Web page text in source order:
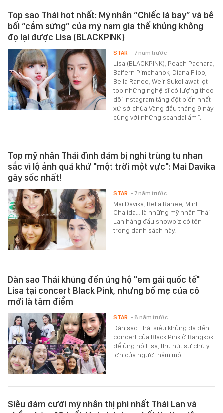
Top sao Thái hot nhất: Mỹ nhân “Chiếc lá bay” và bê
bối “cắm sừng” của mỹ nam gia thế khủng không
đọ lại được Lisa (BLACKPINK)
Lisa (BLACKPINK), Peach Pachara,
Baifern Pimchanok, Diana Flipo,
Bella Ranee, Weir Sukollawat lọt
top những nghệ sĩ có lượng theo
dõi Instagram tăng đột biến nhất
xứ sở chùa Vàng đầu tháng 9 này
cùng với những scandal ầm ĩ.
STAR - 7 năm trước
Top mỹ nhân Thái đình đám bị nghi trùng tu nhan
sắc vì lộ ảnh quá khứ "một trời một vực": Mai Davika
gây sốc nhất!
Mai Davika, Bella Ranee, Mint
Chalida… là những mỹ nhân Thái
Lan hàng đầu showbiz có tên
trong danh sách này.
STAR - 7 năm trước
Dàn sao Thái khủng đến ủng hộ "em gái quốc tế"
Lisa tại concert Black Pink, nhưng bố mẹ của cô
mới là tâm điểm
Dàn sao Thái siêu khủng đã đến
concert của Black Pink ở Bangkok
để ủng hộ Lisa, thu hút sự chú ý
lớn của người hâm mộ.
STAR - 8 năm trước
Siêu đám cưới mỹ nhân thị phi nhất Thái Lan và